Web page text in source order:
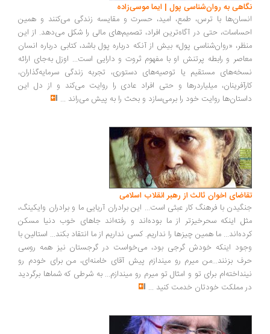
نگاهی به روان‌شناسی پول | ایما موسی‌زاده
انسان‌ها با ترس، طمع، امید، حسرت و مقایسه زندگی می‌کنند و همین
احساسات، حتی در آگاه‌ترین افراد، تصمیم‌های مالی را شکل می‌دهد. از این
منظر، «روان‌شناسی پول» بیش از آنکه درباره پول باشد، کتابی درباره انسان
معاصر و رابطه پرتنش او با مفهوم ثروت و دارایی است... اوزل به‌جای ارائه
نسخه‌های مستقیم یا توصیه‌های دستوری، تجربه زندگی سرمایه‌گذاران،
کارآفرینان، میلیاردرها و حتی افراد عادی را روایت می‌کند و از دل این
داستان‌ها روایت خود را برمی‌سازد و بحث را به پیش می‌راند ...
تقاضای اخوان ثالث از رهبر انقلاب اسلامی
جنگیدن با فرهنگ کار عبثی است... این برادران آریایی ما و برادران وایکینگ،
مثل اینکه سحرخیزتر از ما بوده‌اند و رفته‌اند جاهای خوب دنیا مسکن
کرده‌اند... ما همین چیزها را نداریم. کسی نداریم از ما انتقاد بکند... استالین با
وجود اینکه خودش گرجی بود، می‌خواست در گرجستان نیز همه روسی
حرف بزنند...من میرم رو میندازم پیش آقای خامنه‌ای، من برای خودم رو
نینداخته‌ام برای تو و امثال تو میرم رو میندازم... به شرطی که شماها برگردید
در مملکت خودتان خدمت کنید ...